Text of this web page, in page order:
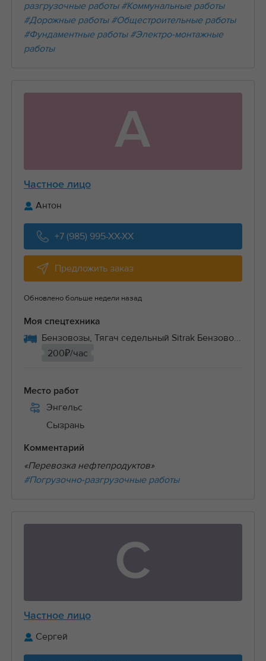
разгрузочные работы #Коммунальные работы
#Дорожные работы #Общестроительные работы
#Фундаментные работы #Электро-монтажные
работы
А
Частное лицо
Антон
+7 (985) 995-XX-XX
Предложить заказ
Обновлено больше недели назад
Моя спецтехника
Бензовозы, Тягач седельный Sitrak Бензово...
200₽/час
Место работ
Энгельс
Сызрань
Комментарий
«Перевозка нефтепродуктов»
#Погрузочно-разгрузочные работы
С
Частное лицо
Сергей